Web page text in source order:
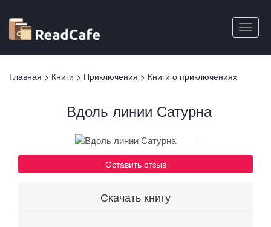
основному
содержанию
Toggle
Вы
Главная > Книги > Приключения > Книги о приключениях
Вдоль линии Сатурна
Оставить отзыв
Скачать книгу